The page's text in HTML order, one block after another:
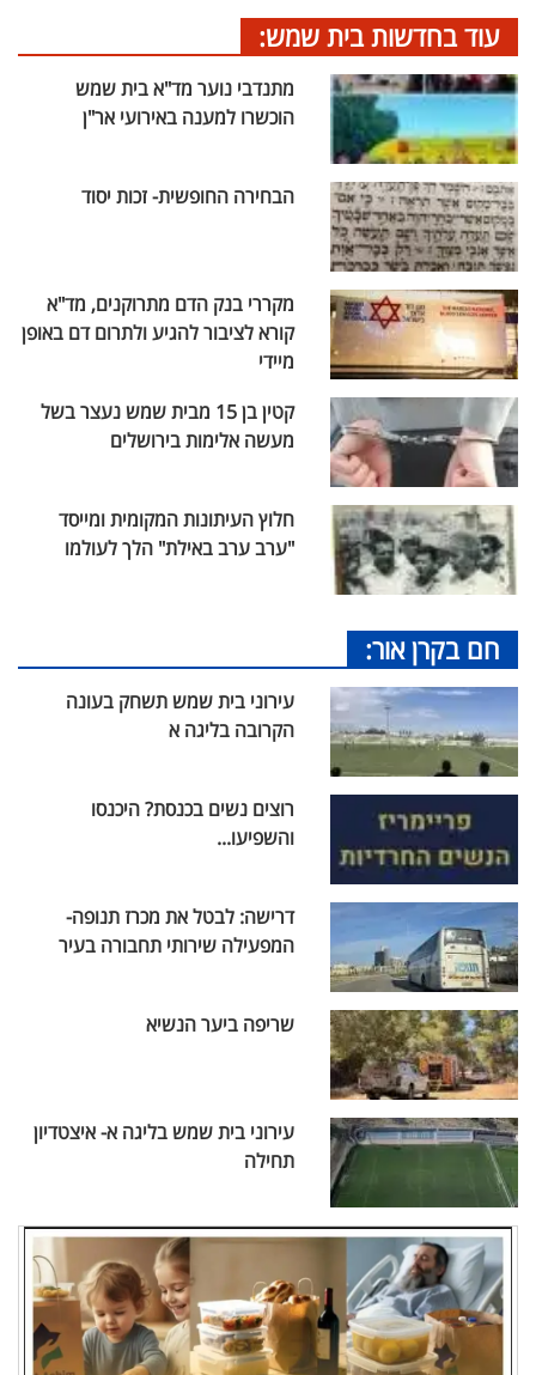
עוד בחדשות בית שמש:
מתנדבי נוער מד"א בית שמש
הוכשרו למענה באירועי אר"ן
הבחירה החופשית- זכות יסוד
מקררי בנק הדם מתרוקנים, מד"א
קורא לציבור להגיע ולתרום דם באופן
מיידי
קטין בן 15 מבית שמש נעצר בשל
מעשה אלימות בירושלים
חלוץ העיתונות המקומית ומייסד
"ערב ערב באילת" הלך לעולמו
חם בקרן אור:
עירוני בית שמש תשחק בעונה
הקרובה בליגה א
רוצים נשים בכנסת? היכנסו
והשפיעו...
דרישה: לבטל את מכרז תנופה-
המפעילה שירותי תחבורה בעיר
שריפה ביער הנשיא
עירוני בית שמש בליגה א- איצטדיון
תחילה